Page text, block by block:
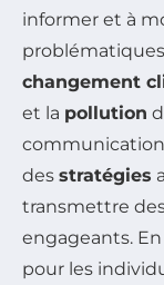
informer et à
changement
et la pollution
communication
des stratégies
transmettre
engageants.
pour les